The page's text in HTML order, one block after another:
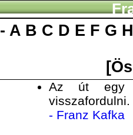
-A B C D E F G
Az út egy
- Franz Kafka